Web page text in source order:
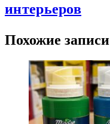
интерьеров
Похожие записи